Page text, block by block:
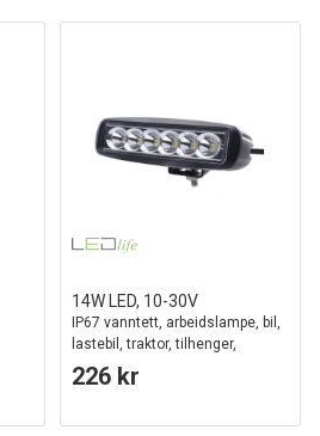
14W LED, 10-30V
IP67 vanntett, arbeidslampe, bil,
lastebil, traktor, tilhenger,
fokusert lys
226 kr